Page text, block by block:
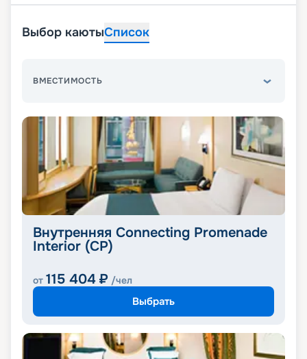
Выбор каютыСписок
ВМЕСТИМОСТЬ
Внутренняя Connecting Promenade
Interior (CP)
от 115 404 ₽ /чел
Выбрать